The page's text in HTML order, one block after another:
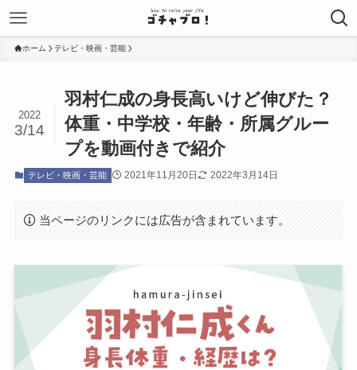
ホーム テレビ・映画・芸能
羽村仁成の身長高いけど伸びた？
体重・中学校・年齢・所属グルー
プを動画付きで紹介
2022
3/14
テレビ・映画・芸能 2021年11月20日 2022年3月14日
当ページのリンクには広告が含まれています。